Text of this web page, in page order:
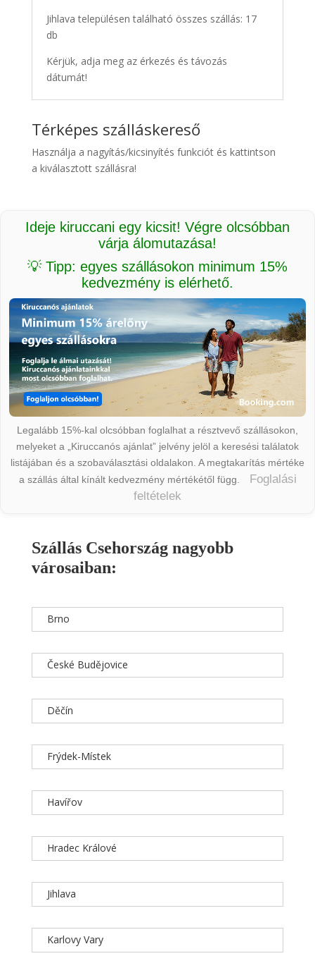
Jihlava településen található összes szállás: 17
db
Kérjük, adja meg az érkezés és távozás
dátumát!
Térképes szálláskereső
Használja a nagyítás/kicsinyítés funkciót és kattintson
a kiválasztott szállásra!
Ideje kiruccani egy kicsit! Végre olcsóbban
várja álomutazása!
💡 Tipp: egyes szállásokon minimum 15%
kedvezmény is elérhető.
Legalább 15%-kal olcsóbban foglalhat a résztvevő szállásokon,
melyeket a „Kiruccanós ajánlat” jelvény jelöl a keresési találatok
listájában és a szobaválasztási oldalakon. A megtakarítás mértéke
a szállás által kínált kedvezmény mértékétől függ.
Foglalási
feltételek
Szállás Csehország nagyobb
városaiban:
Brno
České Budějovice
Děčín
Frýdek-Místek
Havířov
Hradec Králové
Jihlava
Karlovy Vary